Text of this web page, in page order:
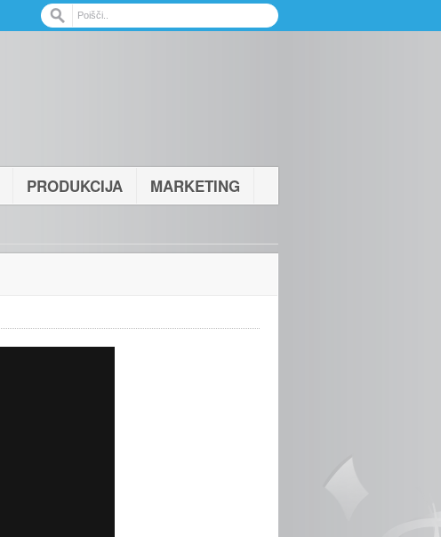
PRODUKCIJA MARKETING